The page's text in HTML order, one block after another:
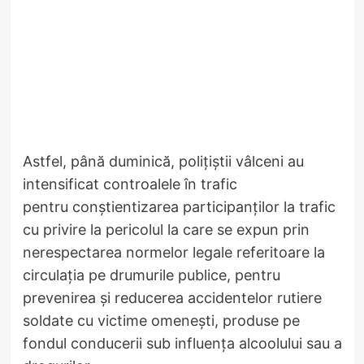
Astfel, până duminică, polițiștii vâlceni au
intensificat controalele în trafic
pentru conștientizarea participanților la trafic
cu privire la pericolul la care se expun prin
nerespectarea normelor legale referitoare la
circulația pe drumurile publice, pentru
prevenirea și reducerea accidentelor rutiere
soldate cu victime omenești, produse pe
fondul conducerii sub influența alcoolului sau a